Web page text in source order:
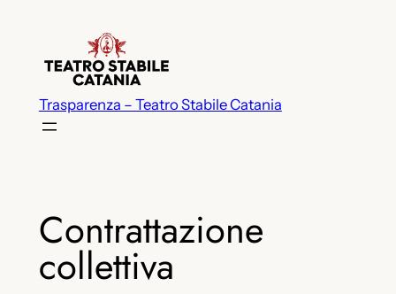
contenuto
Trasparenza – Teatro Stabile Catania
Contrattazione
collettiva